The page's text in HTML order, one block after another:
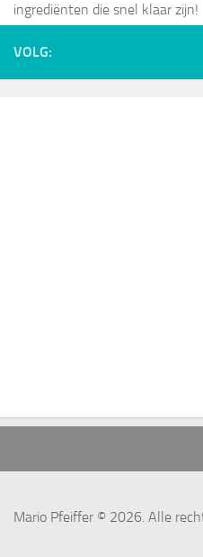
ingrediënten die snel klaar zijn!
VOLG:
Mario Pfeiffer © 2026. Alle